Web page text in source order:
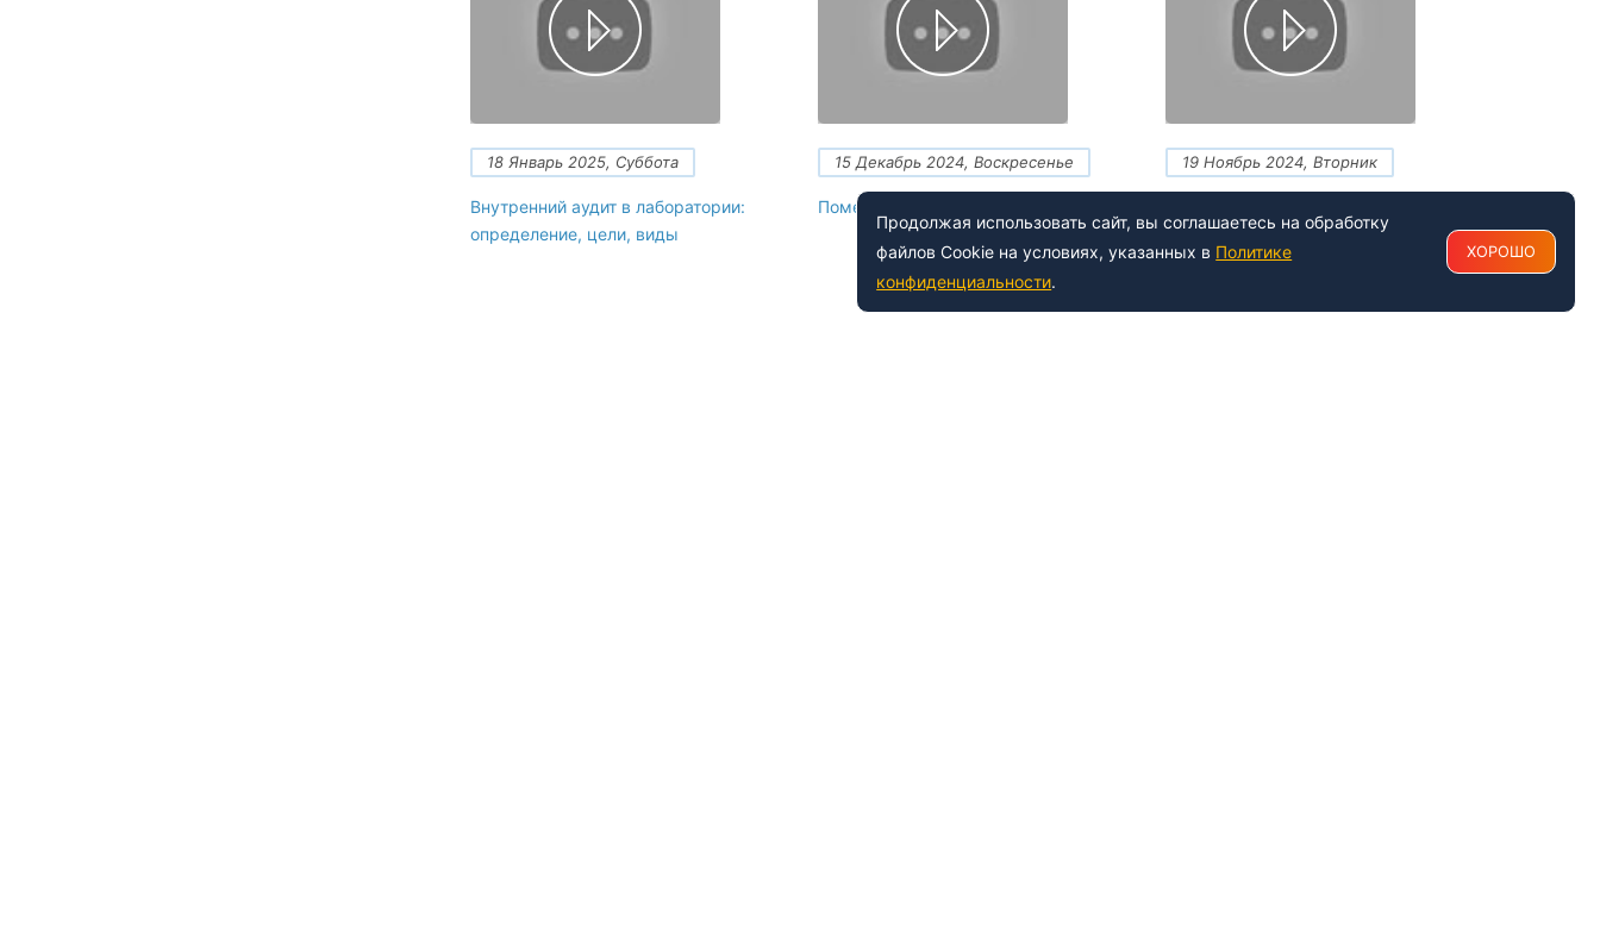
18 Январь 2025, Суббота
Внутренний аудит в лаборатории:
определение, цели, виды
15 Декабрь 2024, Воскресенье
Помещение для лабораторий СБКТС
19 Ноябрь 2024, Вторник
измерений, помощь и обучение
Продолжая использовать сайт, вы соглашаетесь на обработку
файлов Cookie на условиях, указанных в Политике
конфиденциальности.
ХОРОШО